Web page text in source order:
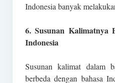
Indonesia banyak
6. Susunan Kalimatnya
Indonesia
Susunan kalimat dalam
berbeda dengan bahasa